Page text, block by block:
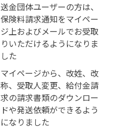
送金団体ユーザーの方は、
保険料請求通知をマイペー
ジ上およびメールでお受取
りいただけるようになりま
した
マイページから、改姓、改
称、受取人変更、給付金請
求の請求書類のダウンロー
ドや発送依頼ができるよう
になりました